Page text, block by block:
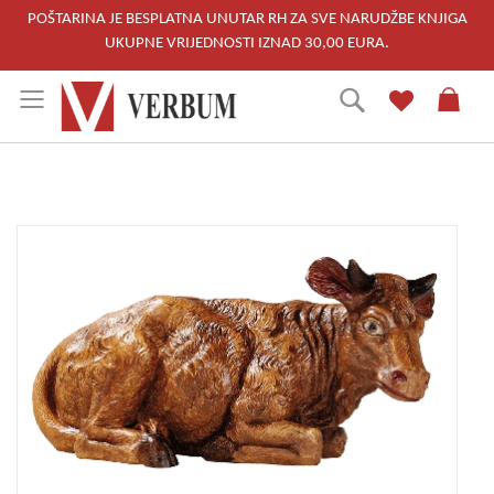
POŠTARINA JE BESPLATNA UNUTAR RH ZA SVE NARUDŽBE KNJIGA
UKUPNE VRIJEDNOSTI IZNAD 30,00 EURA.
to
Content
Traži
images
gallery